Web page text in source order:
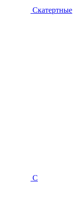
Скатертные
С